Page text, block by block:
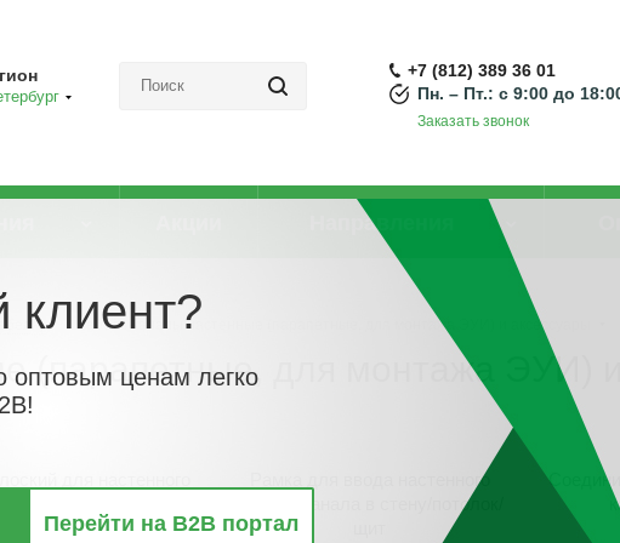
+7 (812) 389 36 01
Пн. – Пт.: с 9:00 до
Заказать звонок
Направления
- Кабель-каналы настенные (парапетные, для монтажа ЭУИ) и аксессуары
(парапетные, для монтажа ЭУИ)
Рамка для ввода настенного
кабель-канала в стену/потолок/
оптовым ценам легко
Перейти на B2B портал